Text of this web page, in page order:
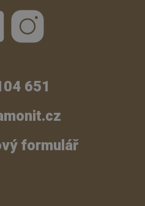
651
formulář